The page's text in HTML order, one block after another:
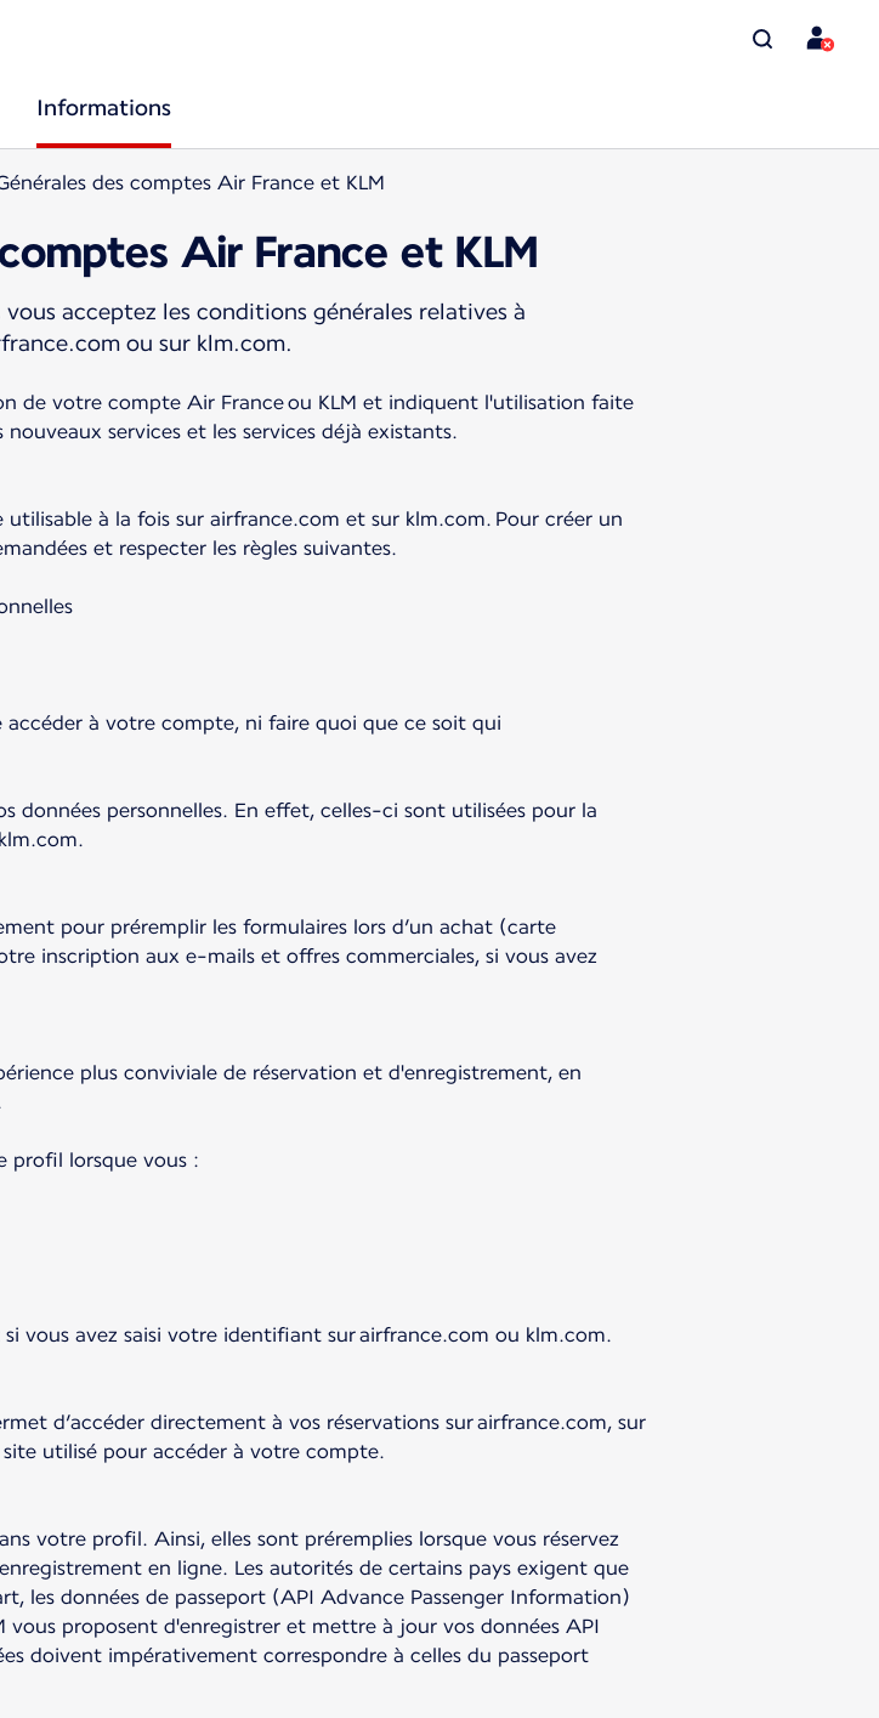
Informations
des comptes Air France et KLM
Air France et KLM
acceptez les conditions générales relatives à
ou sur klm.com.
de votre compte Air France ou KLM et indiquent l'utilisation faite
services et les services déjà existants.
à la fois sur airfrance.com et sur klm.com. Pour créer un
et respecter les règles suivantes.
à votre compte, ni faire quoi que ce soit qui
données personnelles. En effet, celles-ci sont utilisées pour la
pour préremplir les formulaires lors d’un achat (carte
inscription aux e-mails et offres commerciales, si vous avez
plus conviviale de réservation et d'enregistrement, en
profil lorsque vous :
vous avez saisi votre identifiant sur airfrance.com ou klm.com.
d’accéder directement à vos réservations sur airfrance.com, sur
utilisé pour accéder à votre compte.
votre profil. Ainsi, elles sont préremplies lorsque vous réservez
en ligne. Les autorités de certains pays exigent que
les données de passeport (API Advance Passenger Information)
vous proposent d'enregistrer et mettre à jour vos données API
doivent impérativement correspondre à celles du passeport